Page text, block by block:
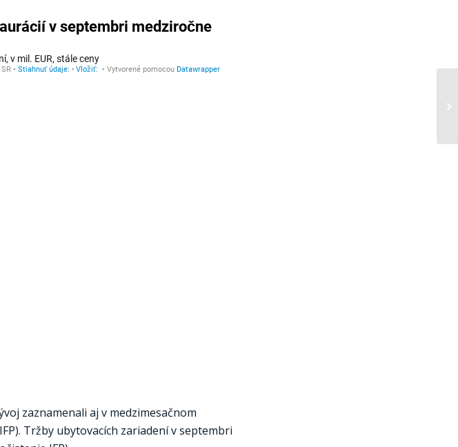
zaznamenali aj v medzimesačnom
Tržby ubytovacích zariadení v septembri